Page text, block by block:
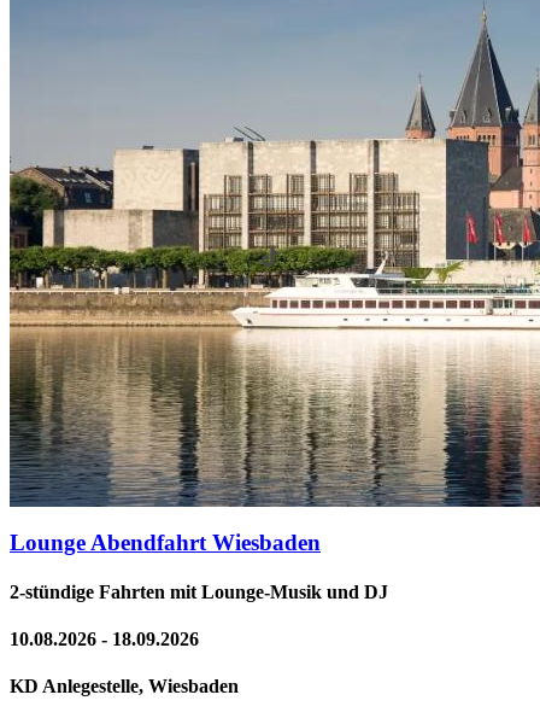
Lounge Abendfahrt Wiesbaden
2-stündige Fahrten mit Lounge-Musik und DJ
10.08.2026 - 18.09.2026
KD Anlegestelle, Wiesbaden